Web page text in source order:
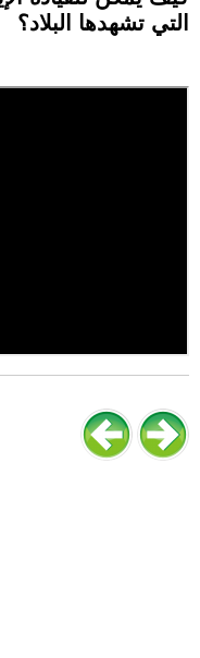
التي تشهدها البلاد؟